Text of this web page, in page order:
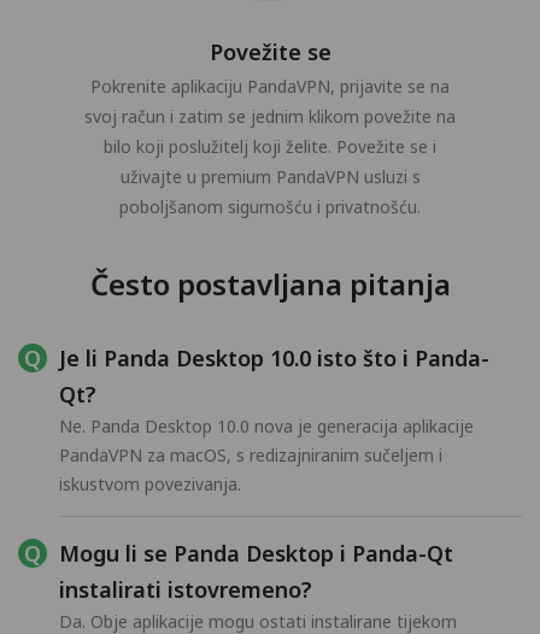
Povežite se
Pokrenite aplikaciju PandaVPN, prijavite se na
svoj račun i zatim se jednim klikom povežite na
bilo koji poslužitelj koji želite. Povežite se i
uživajte u premium PandaVPN usluzi s
poboljšanom sigurnošću i privatnošću.
Često postavljana pitanja
Je li Panda Desktop 10.0 isto što i Panda-
Qt?
Ne. Panda Desktop 10.0 nova je generacija aplikacije
PandaVPN za macOS, s redizajniranim sučeljem i
iskustvom povezivanja.
Mogu li se Panda Desktop i Panda-Qt
instalirati istovremeno?
Da. Obje aplikacije mogu ostati instalirane tijekom